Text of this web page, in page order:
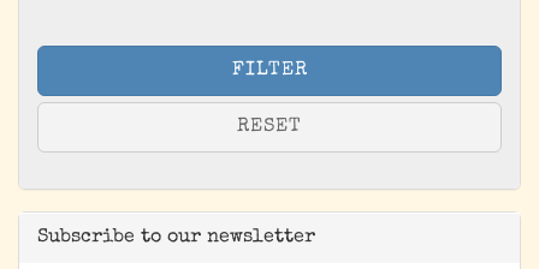
FILTER
RESET
Subscribe to our newsletter